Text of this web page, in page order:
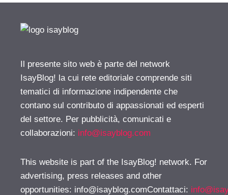
Il presente sito web è parte del network
IsayBlog! la cui rete editoriale comprende siti
tematici di informazione indipendente che
contano sul contributo di appassionati ed esperti
del settore. Per pubblicità, comunicati e
collaborazioni: info@isayblog.com
This website is part of the IsayBlog! network. For
advertising, press releases and other
opportunities: info@isayblog.comContattaci: